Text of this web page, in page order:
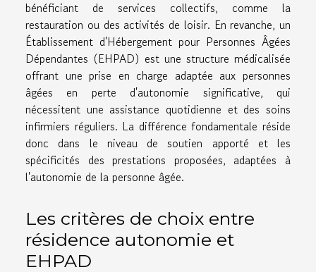
bénéficiant de services collectifs, comme la
restauration ou des activités de loisir. En revanche, un
Établissement d'Hébergement pour Personnes Âgées
Dépendantes (EHPAD) est une structure médicalisée
offrant une prise en charge adaptée aux personnes
âgées en perte d'autonomie significative, qui
nécessitent une assistance quotidienne et des soins
infirmiers réguliers. La différence fondamentale réside
donc dans le niveau de soutien apporté et les
spécificités des prestations proposées, adaptées à
l'autonomie de la personne âgée.
Les critères de choix entre
résidence autonomie et
EHPAD